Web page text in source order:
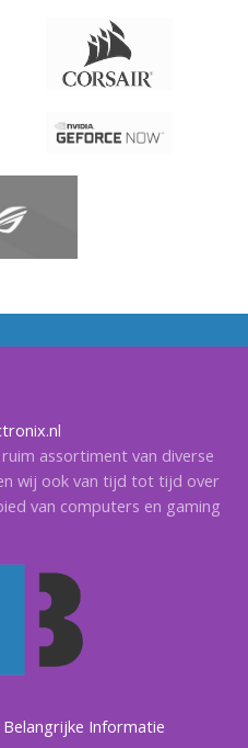
assortiment van diverse
wij ook van tijd tot tijd over
van computers en gaming
Belangrijke Informatie